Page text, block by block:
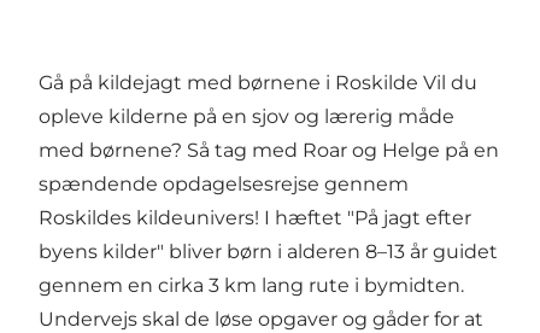
Gå på kildejagt med børnene i Roskilde Vil du
opleve kilderne på en sjov og lærerig måde
med børnene? Så tag med Roar og Helge på en
spændende opdagelsesrejse gennem
Roskildes kildeunivers! I hæftet "På jagt efter
byens kilder" bliver børn i alderen 8–13 år guidet
gennem en cirka 3 km lang rute i bymidten.
Undervejs skal de løse opgaver og gåder for at